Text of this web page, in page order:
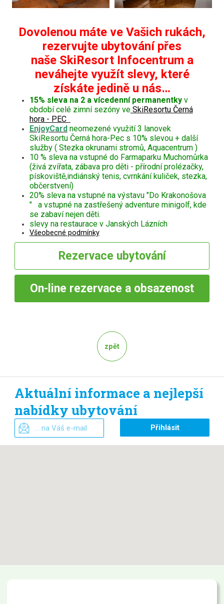
Dovolenou máte ve Vašich rukách,
rezervujte ubytování přes
naše SkiResort Infocentrum a
neváhejte využít slevy, které
získáte jedině u nás…
15% sleva na 2 a vícedenní permanentkyv
období celé zimní sezóny veSkiResortu Černá
hora - PEC
EnjoyCard neomezené využití 3 lanovek
SkiResortu Černá hora-Pec s 10% slevou + další
služby ( Stezka okrunami stromů, Aquacentrum )
10 % sleva na vstupné do Farmaparku Muchomůrka
(živá zvířata, zábava pro děti - přírodní prolézačky,
pískoviště,indiánský tenis, cvrnkání kuliček, stezka,
občerstvení)
20% sleva na vstupné na výstavu "Do Krakonošova
" a vstupné na zastřešený adventure minigolf, kde
se zabaví nejen děti.
slevy na restaurace v Janských Lázních
Všeobecné podmínky
Rezervace ubytování
On-line rezervace a obsazenost
zpět
Aktuální informace a nejlepší
nabídky ubytování